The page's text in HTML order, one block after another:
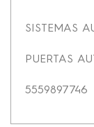
SISTEMAS
PUERTAS
5559897746